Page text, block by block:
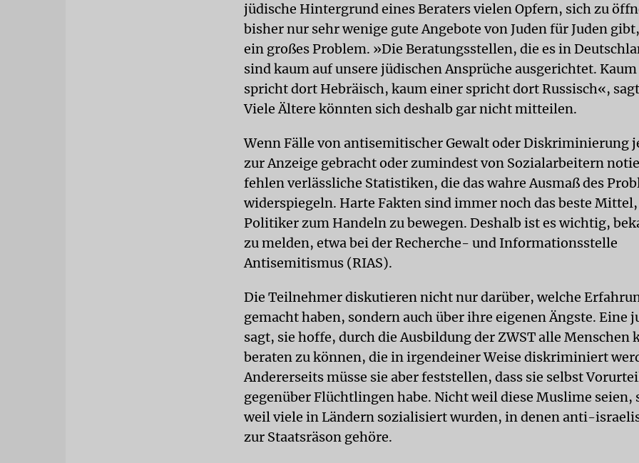
jüdische Hintergrund eines Beraters vielen Opfern, sich zu
bisher nur sehr wenige gute Angebote von Juden für Juden
ein großes Problem. »Die Beratungsstellen, die es in
sind kaum auf unsere jüdischen Ansprüche ausgerichtet.
spricht dort Hebräisch, kaum einer spricht dort Russisch«,
Viele Ältere könnten sich deshalb gar nicht mitteilen.
Wenn Fälle von antisemitischer Gewalt oder Diskriminierung
zur Anzeige gebracht oder zumindest von Sozialarbeitern
fehlen verlässliche Statistiken, die das wahre Ausmaß des
widerspiegeln. Harte Fakten sind immer noch das beste
Politiker zum Handeln zu bewegen. Deshalb ist es wichtig,
zu melden, etwa bei der Recherche- und Informationsstelle
Antisemitismus (RIAS).
Die Teilnehmer diskutieren nicht nur darüber, welche
gemacht haben, sondern auch über ihre eigenen Ängste. Eine
sagt, sie hoffe, durch die Ausbildung der ZWST alle Menschen
beraten zu können, die in irgendeiner Weise diskriminiert
Andererseits müsse sie aber feststellen, dass sie selbst
gegenüber Flüchtlingen habe. Nicht weil diese Muslime seien,
weil viele in Ländern sozialisiert wurden, in denen anti-
zur Staatsräson gehöre.